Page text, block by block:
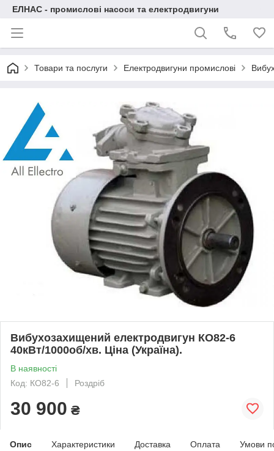
ЕЛНАС - промислові насоси та електродвигуни
Товари та послуги Електродвигуни промислові
Вибухозахищений електродвигун КО82-6
40кВт/1000об/хв. Ціна (Україна).
В наявності
Код: КО82-6
Роздріб
30 900 ₴
Опис Характеристики Доставка Оплата Умови